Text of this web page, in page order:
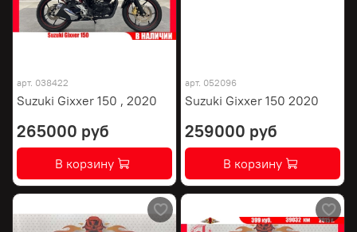
арт. 038422
Suzuki Gixxer 150 , 2020
265000 руб
В корзину
арт. 052096
Suzuki Gixxer 150 2020
259000 руб
В корзину